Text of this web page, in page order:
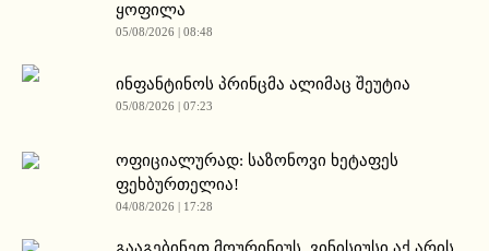
ყოფილა
05/08/2026 | 08:48
ინფანტინოს პრინცმა ალიმაც შეუტია
05/08/2026 | 07:23
ოფიციალურად: საზონოვი ხეტაფეს
ფეხბურთელია!
04/08/2026 | 17:28